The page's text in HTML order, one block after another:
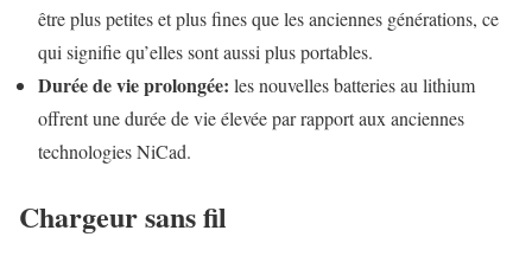
être plus petites et plus fines que les anciennes générations, ce
qui signifie qu’elles sont aussi plus portables.
Durée de vie prolongée: les nouvelles batteries au lithium
offrent une durée de vie élevée par rapport aux anciennes
technologies NiCad.
Chargeur sans fil